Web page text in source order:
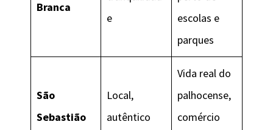
Branca
e
escolas e
parques
São
Sebastião
Local,
autêntico
Vida real do
palhocense,
comércio